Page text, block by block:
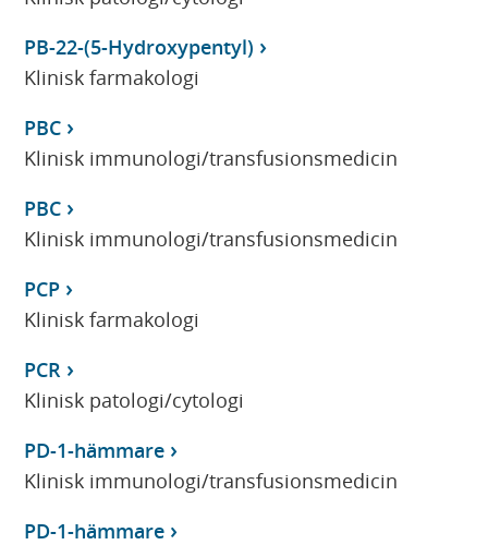
PB-22-(5-Hydroxypentyl)
Klinisk farmakologi
PBC
Klinisk immunologi/transfusionsmedicin
PBC
Klinisk immunologi/transfusionsmedicin
PCP
Klinisk farmakologi
PCR
Klinisk patologi/cytologi
PD-1-hämmare
Klinisk immunologi/transfusionsmedicin
PD-1-hämmare